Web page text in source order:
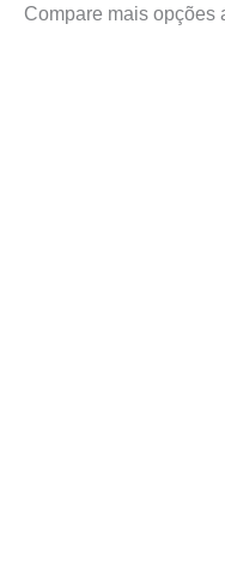
Compare mais opções